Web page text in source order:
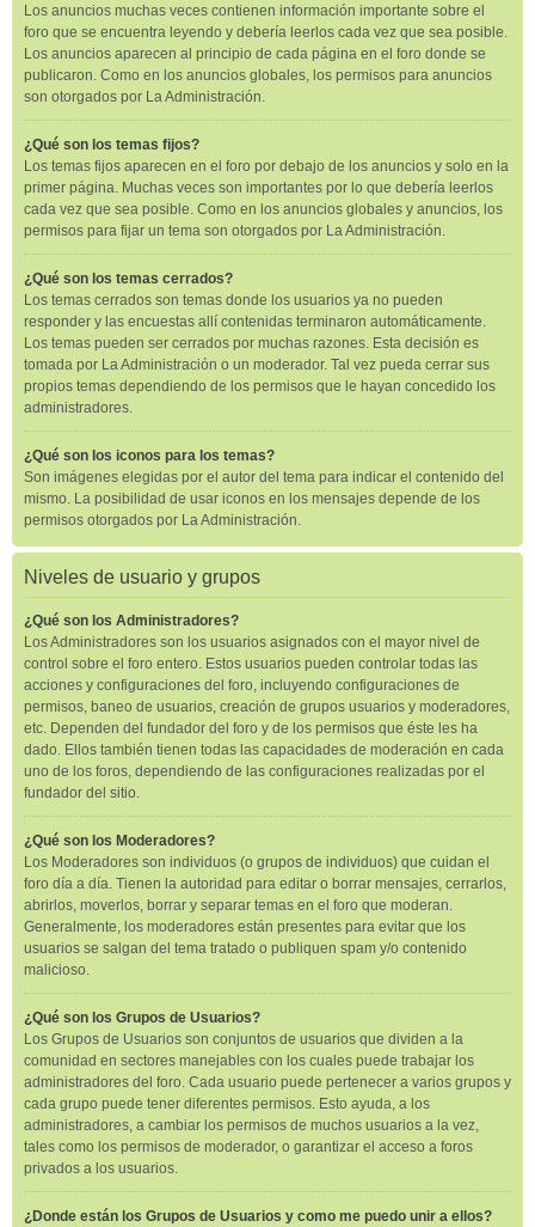
Los anuncios muchas veces contienen información importante sobre el
foro que se encuentra leyendo y debería leerlos cada vez que sea posible.
Los anuncios aparecen al principio de cada página en el foro donde se
publicaron. Como en los anuncios globales, los permisos para anuncios
son otorgados por La Administración.
¿Qué son los temas fijos?
Los temas fijos aparecen en el foro por debajo de los anuncios y solo en la
primer página. Muchas veces son importantes por lo que debería leerlos
cada vez que sea posible. Como en los anuncios globales y anuncios, los
permisos para fijar un tema son otorgados por La Administración.
¿Qué son los temas cerrados?
Los temas cerrados son temas donde los usuarios ya no pueden
responder y las encuestas allí contenidas terminaron automáticamente.
Los temas pueden ser cerrados por muchas razones. Esta decisión es
tomada por La Administración o un moderador. Tal vez pueda cerrar sus
propios temas dependiendo de los permisos que le hayan concedido los
administradores.
¿Qué son los iconos para los temas?
Son imágenes elegidas por el autor del tema para indicar el contenido del
mismo. La posibilidad de usar iconos en los mensajes depende de los
permisos otorgados por La Administración.
Niveles de usuario y grupos
¿Qué son los Administradores?
Los Administradores son los usuarios asignados con el mayor nivel de
control sobre el foro entero. Estos usuarios pueden controlar todas las
acciones y configuraciones del foro, incluyendo configuraciones de
permisos, baneo de usuarios, creación de grupos usuarios y moderadores,
etc. Dependen del fundador del foro y de los permisos que éste les ha
dado. Ellos también tienen todas las capacidades de moderación en cada
uno de los foros, dependiendo de las configuraciones realizadas por el
fundador del sitio.
¿Qué son los Moderadores?
Los Moderadores son individuos (o grupos de individuos) que cuidan el
foro día a día. Tienen la autoridad para editar o borrar mensajes, cerrarlos,
abrirlos, moverlos, borrar y separar temas en el foro que moderan.
Generalmente, los moderadores están presentes para evitar que los
usuarios se salgan del tema tratado o publiquen spam y/o contenido
malicioso.
¿Qué son los Grupos de Usuarios?
Los Grupos de Usuarios son conjuntos de usuarios que dividen a la
comunidad en sectores manejables con los cuales puede trabajar los
administradores del foro. Cada usuario puede pertenecer a varios grupos y
cada grupo puede tener diferentes permisos. Esto ayuda, a los
administradores, a cambiar los permisos de muchos usuarios a la vez,
tales como los permisos de moderador, o garantizar el acceso a foros
privados a los usuarios.
¿Donde están los Grupos de Usuarios y como me puedo unir a ellos?